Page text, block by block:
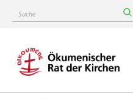
content
Suche
Main
navigation